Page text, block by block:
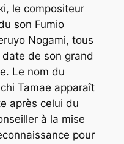
le compositeur
son Fumio
Nogami, tous
de son grand
Le nom du
Tamae apparaît
après celui du
à la mise
pour